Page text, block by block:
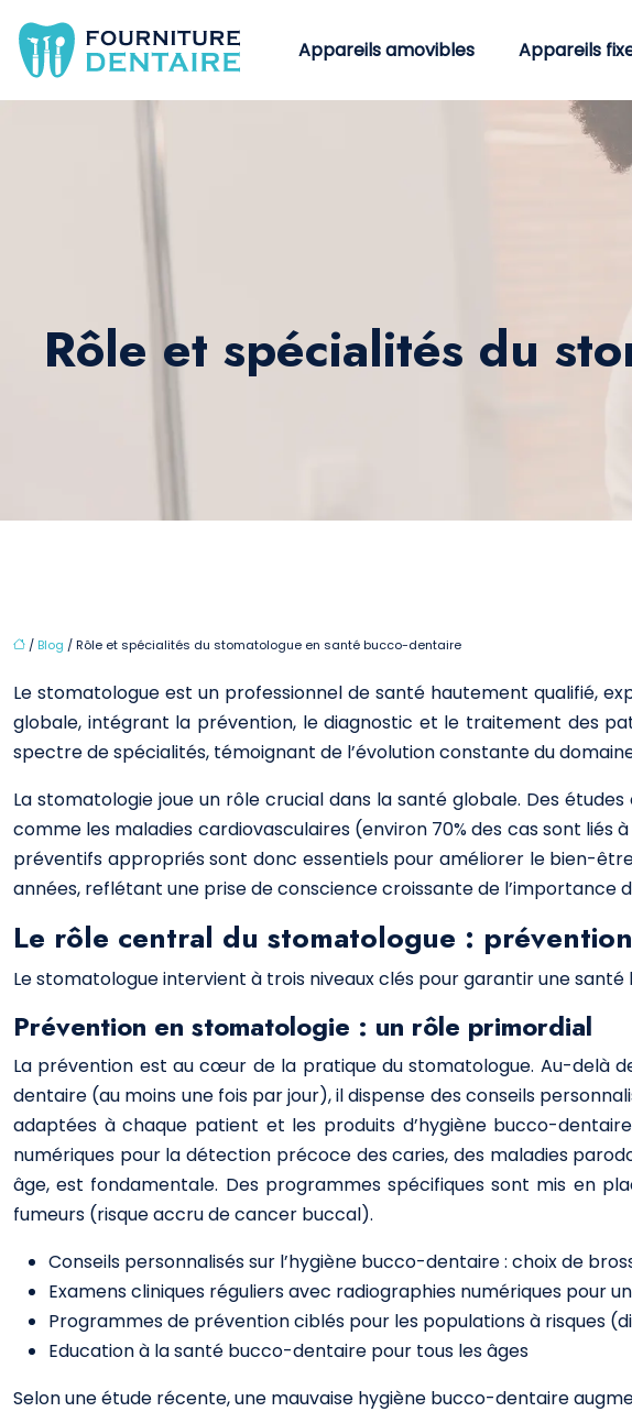
Appareils amovibles Appareils
Rôle et spécialités du
/ Blog / Rôle et spécialités du stomatologue en santé bucco-dentaire
Le stomatologue est un professionnel de santé hautement qualifié,
globale, intégrant la prévention, le diagnostic et le traitement des
spectre de spécialités, témoignant de l’évolution constante du
La stomatologie joue un rôle crucial dans la santé globale. Des
comme les maladies cardiovasculaires (environ 70% des cas sont
préventifs appropriés sont donc essentiels pour améliorer le bien-
années, reflétant une prise de conscience croissante de l’importance
Le rôle central du stomatologue :
Le stomatologue intervient à trois niveaux clés pour garantir une
Prévention en stomatologie : un rôle primordial
La prévention est au cœur de la pratique du stomatologue. Au-delà
dentaire (au moins une fois par jour), il dispense des conseils
adaptées à chaque patient et les produits d’hygiène bucco-
numériques pour la détection précoce des caries, des maladies
âge, est fondamentale. Des programmes spécifiques sont mis en
fumeurs (risque accru de cancer buccal).
Conseils personnalisés sur l’hygiène bucco-dentaire : choix de
Examens cliniques réguliers avec radiographies numériques pour
Programmes de prévention ciblés pour les populations à risques
Education à la santé bucco-dentaire pour tous les âges
Selon une étude récente, une mauvaise hygiène bucco-dentaire